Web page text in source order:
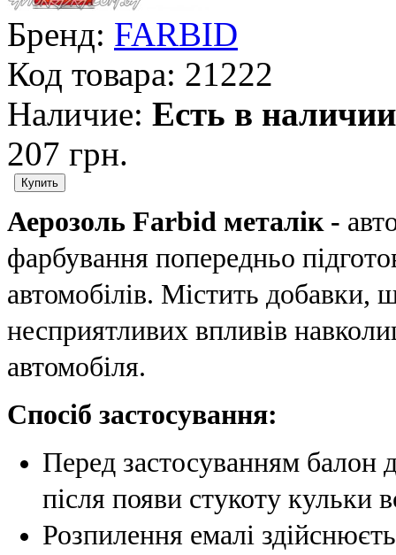
Бренд: FARBID
Код товара: 21222
Наличие: Есть в наличии
207 грн.
Аерозоль Farbid металік -
фарбування попередньо
автомобілів. Містить добавки,
несприятливих впливів
автомобіля.
Спосіб застосування:
Перед застосуванням
після появи стукоту кульки
Розпилення емалі